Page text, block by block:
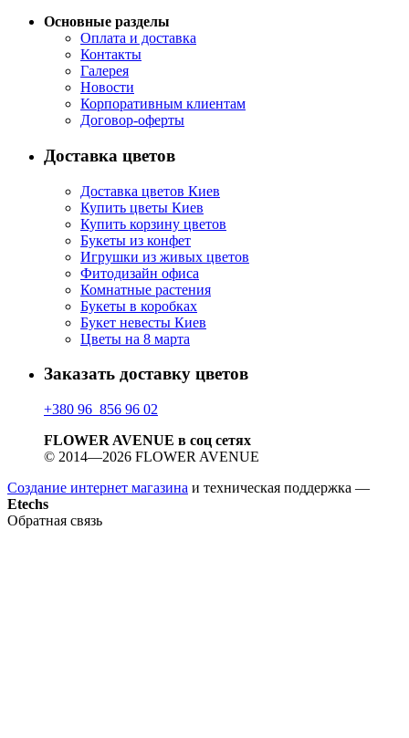
Основные разделы
Оплата и доставка
Контакты
Галерея
Новости
Корпоративным клиентам
Договор-оферты
Доставка цветов
Доставка цветов Киев
Купить цветы Киев
Купить корзину цветов
Букеты из конфет
Игрушки из живых цветов
Фитодизайн офиса
Комнатные растения
Букеты в коробках
Букет невесты Киев
Цветы на 8 марта
Заказать доставку цветов
+380 96 856 96 02
FLOWER AVENUE в соц сетях
© 2014—2026 FLOWER AVENUE
Создание интернет магазина и техническая поддержка —
Etechs
Обратная связь